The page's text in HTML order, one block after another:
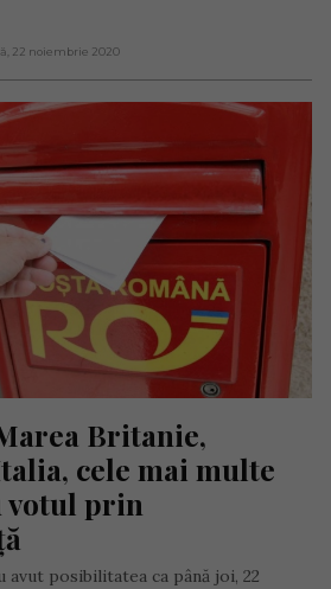
22 noiembrie 2020
Britanie,
cele mai multe
votul prin
avut posibilitatea ca până joi, 22